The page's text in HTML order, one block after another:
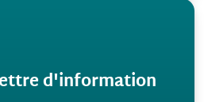
d'information